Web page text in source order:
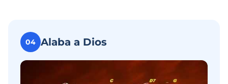
04 Alaba a Dios